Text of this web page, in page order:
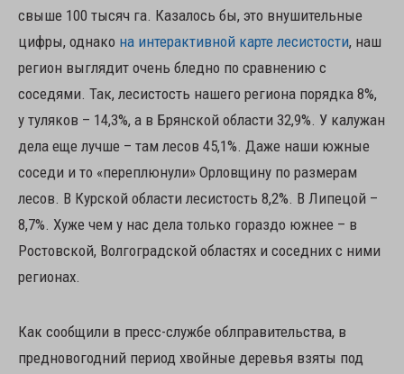
свыше 100 тысяч га. Казалось бы, это внушительные
цифры, однако на интерактивной карте лесистости, наш
регион выглядит очень бледно по сравнению с
соседями. Так, лесистость нашего региона порядка 8%,
у туляков – 14,3%, а в Брянской области 32,9%. У калужан
дела еще лучше – там лесов 45,1%. Даже наши южные
соседи и то «переплюнули» Орловщину по размерам
лесов. В Курской области лесистость 8,2%. В Липецой –
8,7%. Хуже чем у нас дела только гораздо южнее – в
Ростовской, Волгоградской областях и соседних с ними
регионах.
Как сообщили в пресс-службе облправительства, в
предновогодний период хвойные деревья взяты под